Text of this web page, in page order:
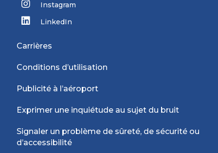
Instagram
LinkedIn
Carrières
Conditions d’utilisation
Publicité à l’aéroport
Exprimer une inquiétude au sujet du bruit
Signaler un problème de sûreté, de sécurité ou
d’accessibilité